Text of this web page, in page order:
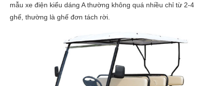
mẫu xe điện kiểu dáng A thường không quá nhiều chỉ từ 2-4
ghế, thường là ghế đơn tách rời.